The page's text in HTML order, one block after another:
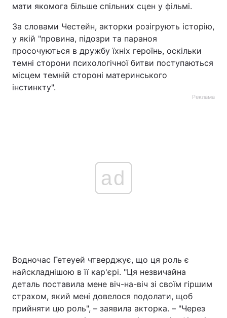
мати якомога більше спільних сцен у фільмі.
За словами Честейн, акторки розігрують історію,
у якій "провина, підозри та параноя
просочуються в дружбу їхніх героїнь, оскільки
темні сторони психологічної битви поступаються
місцем темній стороні материнського
інстинкту".
Реклама
ad
Водночас Гетеуей чтверджує, що ця роль є
найскладнішою в її кар'єрі. "Ця незвичайна
деталь поставила мене віч-на-віч зі своїм гіршим
страхом, який мені довелося подолати, щоб
прийняти цю роль", – заявила акторка. – "Через